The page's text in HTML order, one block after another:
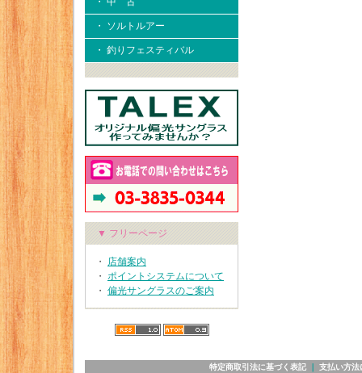
・ ソルトルアー
・ 釣りフェスティバル
▼ フリーページ
・ 店舗案内
・ ポイントシステムについて
・ 偏光サングラスのご案内
特定商取引法に基づく表記｜ 支払い方法